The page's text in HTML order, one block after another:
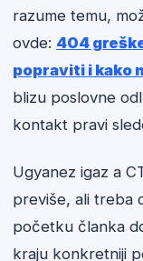
razume temu,
ovde: 404
popraviti i kako
blizu poslovne
kontakt pravi
Ugyanez igaz a
previše, ali treba
početku članka
kraju konkretniji